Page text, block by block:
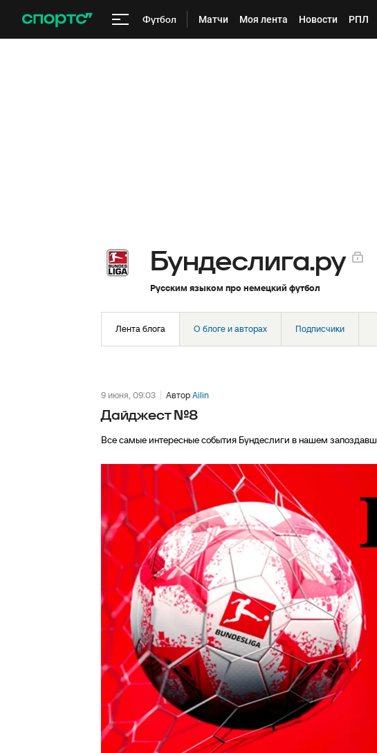
Футбол Матчи Моя лента Новости РПЛ
Бундеслига.ру
Русским языком про немецкий футбол
Лента блога О блоге и авторах Подписчики
9 июня, 09:03 АвторAilin
Дайджест №8